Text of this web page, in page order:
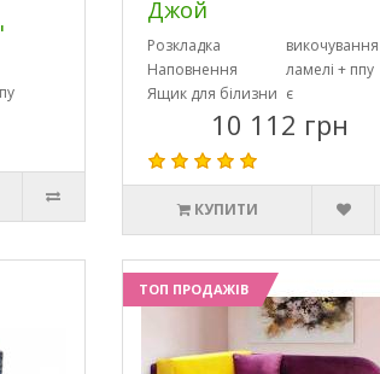
Джой
Розкладка
викочування
Наповнення
ламелі + ппу
Ящик для білизни є
10 112 грн
КУПИТИ
ТОП ПРОДАЖІВ